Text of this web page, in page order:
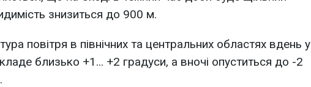
знизиться до 900 м.
повітря в північних та центральних областях вдень у
близько +1... +2 градуси, а вночі опуститься до -2